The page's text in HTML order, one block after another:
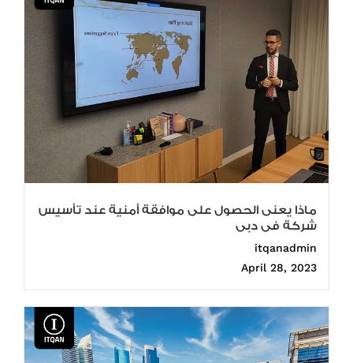
ماذا يعنى الحصول على موافقة أمنية عند تأسيس
شركة فى دبى
itqanadmin
April 28, 2023